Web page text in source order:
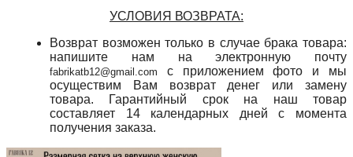
УСЛОВИЯ ВОЗВРАТА:
Возврат возможен только в случае брака товара:
напишите нам на электронную почту
fabrikatb12@gmail.com
с приложением фото и мы
осуществим Вам возврат денег или замену
товара. Гарантийный срок на наш товар
составляет 14 календарных дней с момента
получения заказа.